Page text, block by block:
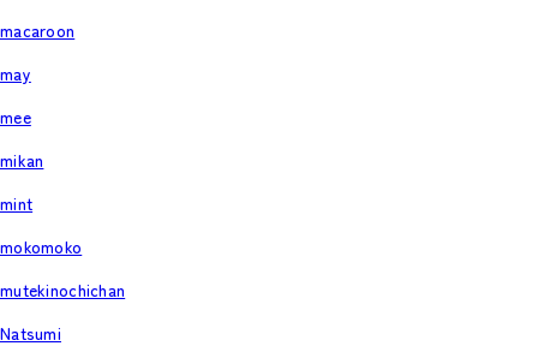
macaroon
may
mee
mikan
mint
mokomoko
mutekinochichan
Natsumi